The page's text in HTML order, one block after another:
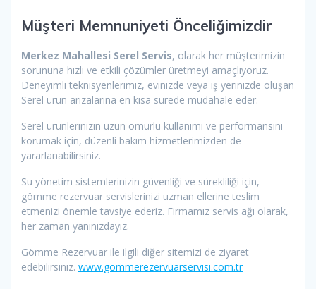
Müşteri Memnuniyeti Önceliğimizdir
Merkez Mahallesi Serel Servis, olarak her müşterimizin
sorununa hızlı ve etkili çözümler üretmeyi amaçlıyoruz.
Deneyimli teknisyenlerimiz, evinizde veya iş yerinizde oluşan
Serel ürün arızalarına en kısa sürede müdahale eder.
Serel ürünlerinizin uzun ömürlü kullanımı ve performansını
korumak için, düzenli bakım hizmetlerimizden de
yararlanabilirsiniz.
Su yönetim sistemlerinizin güvenliği ve sürekliliği için,
gömme rezervuar servislerinizi uzman ellerine teslim
etmenizi önemle tavsiye ederiz. Firmamız servis ağı olarak,
her zaman yanınızdayız.
Gömme Rezervuar ile ilgili diğer sitemizi de ziyaret
edebilirsiniz. www.gommerezervuarservisi.com.tr